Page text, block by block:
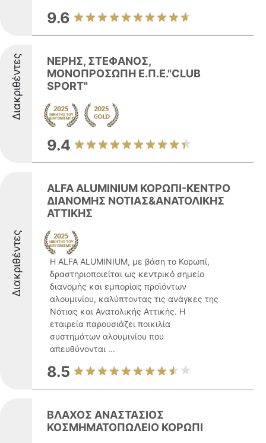
9.6
Διακριθέντες
ΝΕΡΗΣ, ΣΤΕΦΑΝΟΣ,
ΜΟΝΟΠΡΟΣΩΠΗ Ε.Π.Ε."CLUB
SPORT"
9.4
Διακριθέντες
ALFA ALUMINIUM ΚΟΡΩΠΙ-ΚΕΝΤΡΟ
ΔΙΑΝΟΜΗΣ ΝΟΤΙΑΣ&ΑΝΑΤΟΛΙΚΗΣ
ΑΤΤΙΚΗΣ
Η ALFA ALUMINIUM, με βάση το Κορωπί,
δραστηριοποιείται ως κεντρικό σημείο
διανομής και εμπορίας προϊόντων
αλουμινίου, καλύπτοντας τις ανάγκες της
Νότιας και Ανατολικής Αττικής. Η
εταιρεία παρουσιάζει ποικιλία
συστημάτων αλουμινίου που
απευθύνονται ...
8.5
ΒΛΑΧΟΣ ΑΝΑΣΤΑΣΙΟΣ
ΚΟΣΜΗΜΑΤΟΠΩΛΕΙΟ ΚΟΡΩΠΙ